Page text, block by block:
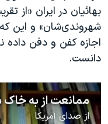
بهائیان در ایران «از
شهروندی‌شان» و این
اجازه کفن و دفن داده
دانست.
ازصدای آمریکا